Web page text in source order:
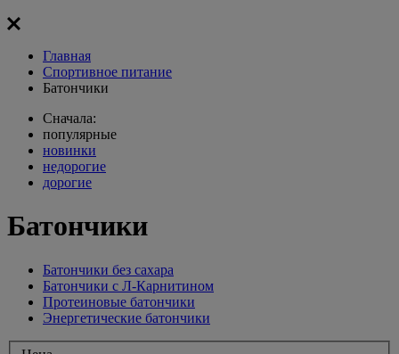
Главная
Спортивное питание
Батончики
Сначала:
популярные
новинки
недорогие
дорогие
Батончики
Батончики без сахара
Батончики с Л-Карнитином
Протеиновые батончики
Энергетические батончики